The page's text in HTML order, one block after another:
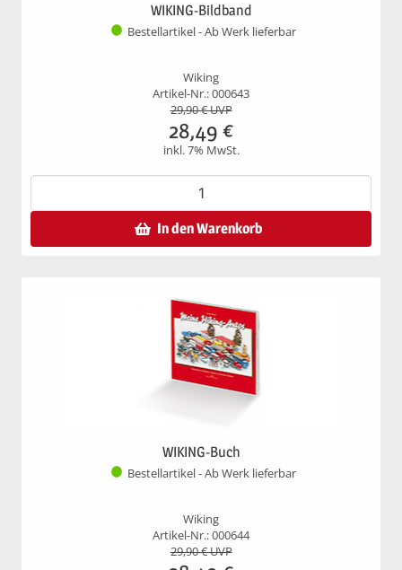
WIKING-Bildband
Bestellartikel - Ab Werk lieferbar
Wiking
Artikel-Nr.: 000643
29,90€ UVP
28,49 €
inkl. 7% MwSt.
In den Warenkorb
WIKING-Buch
Bestellartikel - Ab Werk lieferbar
Wiking
Artikel-Nr.: 000644
29,90€ UVP